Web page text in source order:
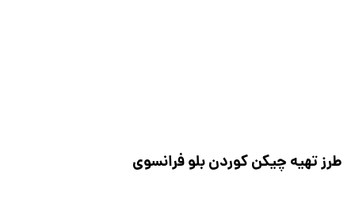
طرز تهیه چیکن کوردن بلو فرانسوی